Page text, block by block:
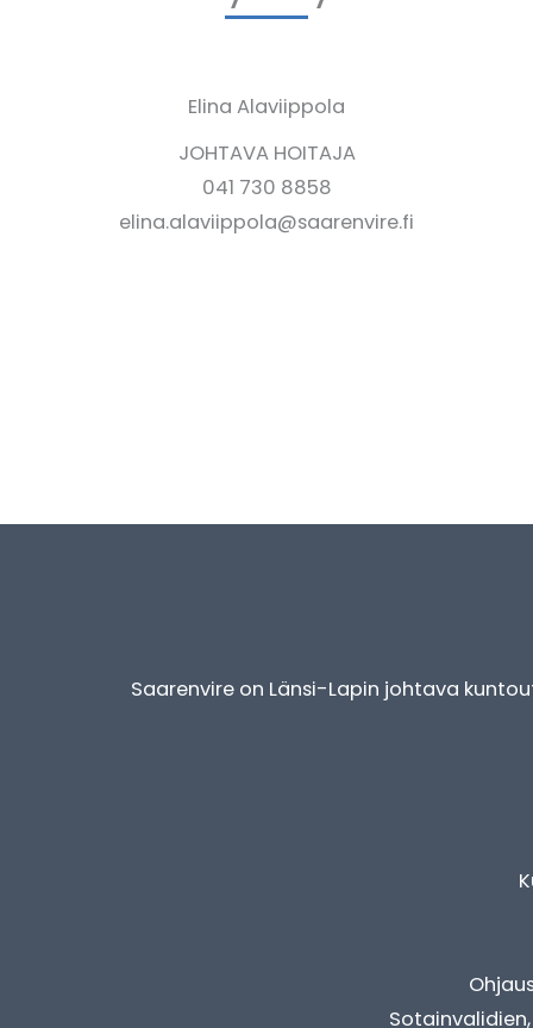
Elina Alaviippola
JOHTAVA HOITAJA
041 730 8858
elina.alaviippola@saarenvire.fi
Saarenvire on Länsi-Lapin johtava